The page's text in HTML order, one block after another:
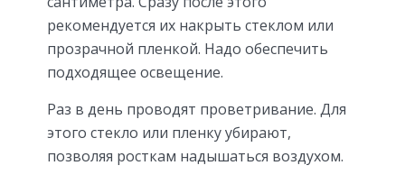
рекомендуется их накрыть стеклом или
прозрачной пленкой. Надо обеспечить
подходящее освещение.
Раз в день проводят проветривание. Для
этого стекло или пленку убирают,
позволяя росткам надышаться воздухом.